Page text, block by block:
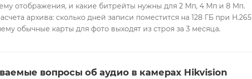
отображения, и какие битрейты нужны для 2 Мп, 4 Мп и 8 Мп.
архива: сколько дней записи поместится на 128 ГБ при H.265
обычные карты для фото выходят из строя за 3 месяца.
вопросы об аудио в камерах Hikvision